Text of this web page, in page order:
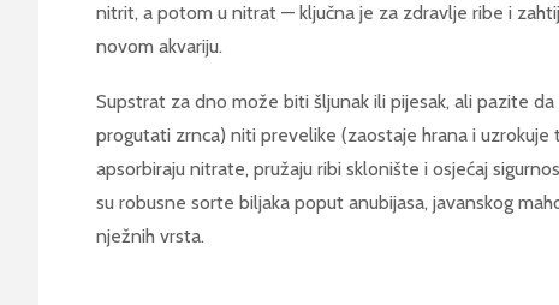
nitrit, a potom u nitrat — ključna je za zdravlje ribe i
novom akvariju.
Supstrat za dno može biti šljunak ili pijesak, ali pazite
progutati zrnca) niti prevelike (zaostaje hrana i
apsorbiraju nitrate, pružaju ribi sklonište i osjećaj
su robusne sorte biljaka poput anubijasa, javanskog
nježnih vrsta.